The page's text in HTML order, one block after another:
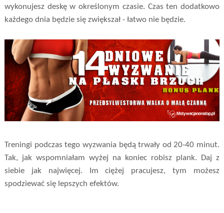
wykonujesz deskę w określonym czasie. Czas ten dodatkowo
każdego dnia będzie się zwiększał - łatwo nie będzie.
Treningi podczas tego wyzwania będą trwały od 20-40 minut.
Tak, jak wspomniałam wyżej na koniec robisz plank. Daj z
siebie jak najwięcej. Im ciężej pracujesz, tym możesz
spodziewać się lepszych efektów.